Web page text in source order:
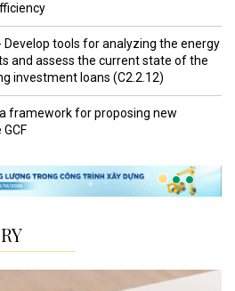
tools for analyzing the energy
and assess the current state of the
investment loans (C2.2.12)
a framework for proposing new